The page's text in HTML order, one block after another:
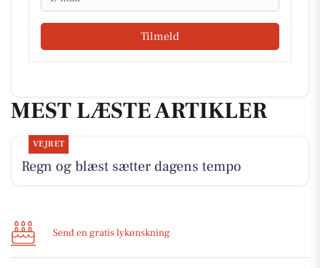
Tilmeld
MEST LÆSTE ARTIKLER
VEJRET
Regn og blæst sætter dagens tempo
Send en gratis lykønskning